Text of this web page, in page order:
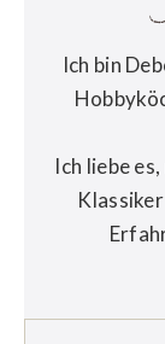
Ich bin
Ich liebe